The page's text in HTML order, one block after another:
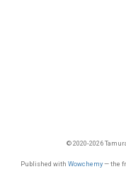
© 2020-2026
Published with Wowchemy— the